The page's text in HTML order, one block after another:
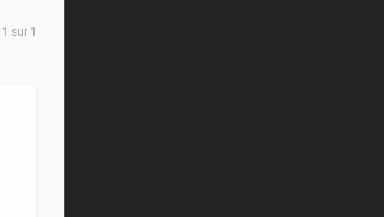
1 sur 1